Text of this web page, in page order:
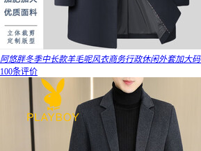
阿悠胖冬季中长款羊毛呢风衣商务行政休闲外套加大
100条评价